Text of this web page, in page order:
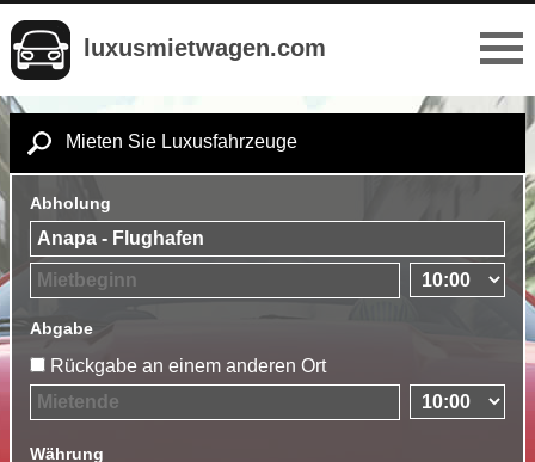
luxusmietwagen.com
Mieten Sie Luxusfahrzeuge
Abholung
Abgabe
Rückgabe an einem anderen Ort
Währung